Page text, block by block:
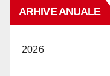
ARHIVE ANUALE
2026